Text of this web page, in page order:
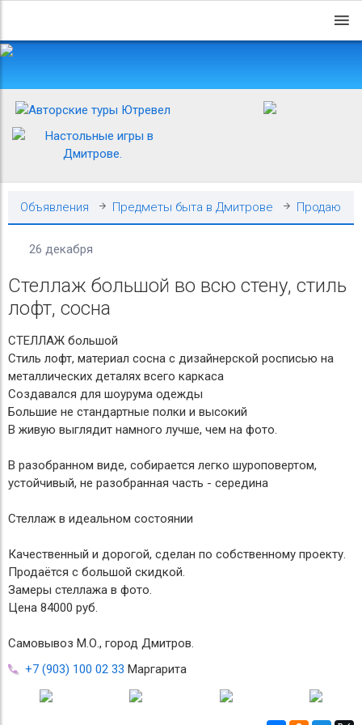
Объявления Предметы быта в Дмитрове Продаю
26 декабря
Стеллаж большой во всю стену, стиль
лофт, сосна
СТЕЛЛАЖ большой
Стиль лофт, материал сосна с дизайнерской росписью на
металлических деталях всего каркаса
Создавался для шоурума одежды
Большие не стандартные полки и высокий
В живую выглядит намного лучше, чем на фото.
В разобранном виде, собирается легко шуроповертом,
устойчивый, не разобранная часть - середина
Стеллаж в идеальном состоянии
Качественный и дорогой, сделан по собственному проекту.
Продаётся с большой скидкой.
Замеры стеллажа в фото.
Цена 84000 руб.
Самовывоз М.О., город Дмитров.
+7 (903) 100 02 33 Маргарита